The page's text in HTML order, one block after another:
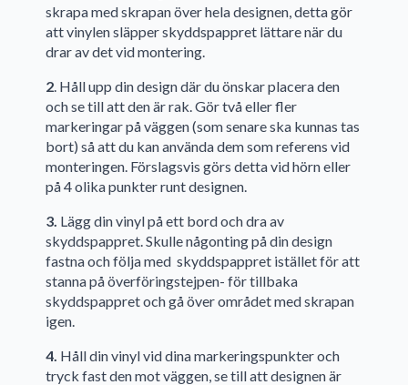
skrapa med skrapan över hela designen, detta gör
att vinylen släpper skyddspappret lättare när du
drar av det vid montering.
2. Håll upp din design där du önskar placera den
och se till att den är rak. Gör två eller fler
markeringar på väggen (som senare ska kunnas tas
bort) så att du kan använda dem som referens vid
monteringen. Förslagsvis görs detta vid hörn eller
på 4 olika punkter runt designen.
3. Lägg din vinyl på ett bord och dra av
skyddspappret. Skulle någonting på din design
fastna och följa med skyddspappret istället för att
stanna på överföringstejpen- för tillbaka
skyddspappret och gå över området med skrapan
igen.
4. Håll din vinyl vid dina markeringspunkter och
tryck fast den mot väggen, se till att designen är